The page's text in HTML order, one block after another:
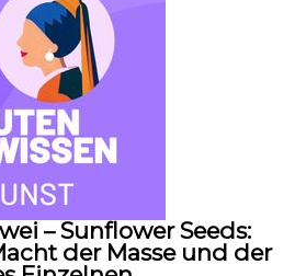
– Sunflower Seeds:
der Masse und der